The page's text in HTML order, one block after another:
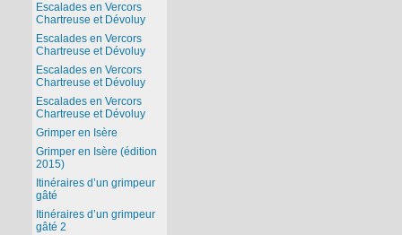
Escalades en Vercors
Chartreuse et Dévoluy
Escalades en Vercors
Chartreuse et Dévoluy
Escalades en Vercors
Chartreuse et Dévoluy
Escalades en Vercors
Chartreuse et Dévoluy
Grimper en Isère
Grimper en Isère (édition
2015)
Itinéraires d’un grimpeur
gâté
Itinéraires d’un grimpeur
gâté 2